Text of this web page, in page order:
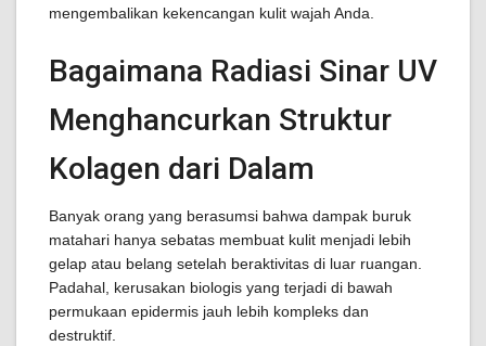
mengembalikan kekencangan kulit wajah Anda.
Bagaimana Radiasi Sinar UV
Menghancurkan Struktur
Kolagen dari Dalam
Banyak orang yang berasumsi bahwa dampak buruk
matahari hanya sebatas membuat kulit menjadi lebih
gelap atau belang setelah beraktivitas di luar ruangan.
Padahal, kerusakan biologis yang terjadi di bawah
permukaan epidermis jauh lebih kompleks dan
destruktif.